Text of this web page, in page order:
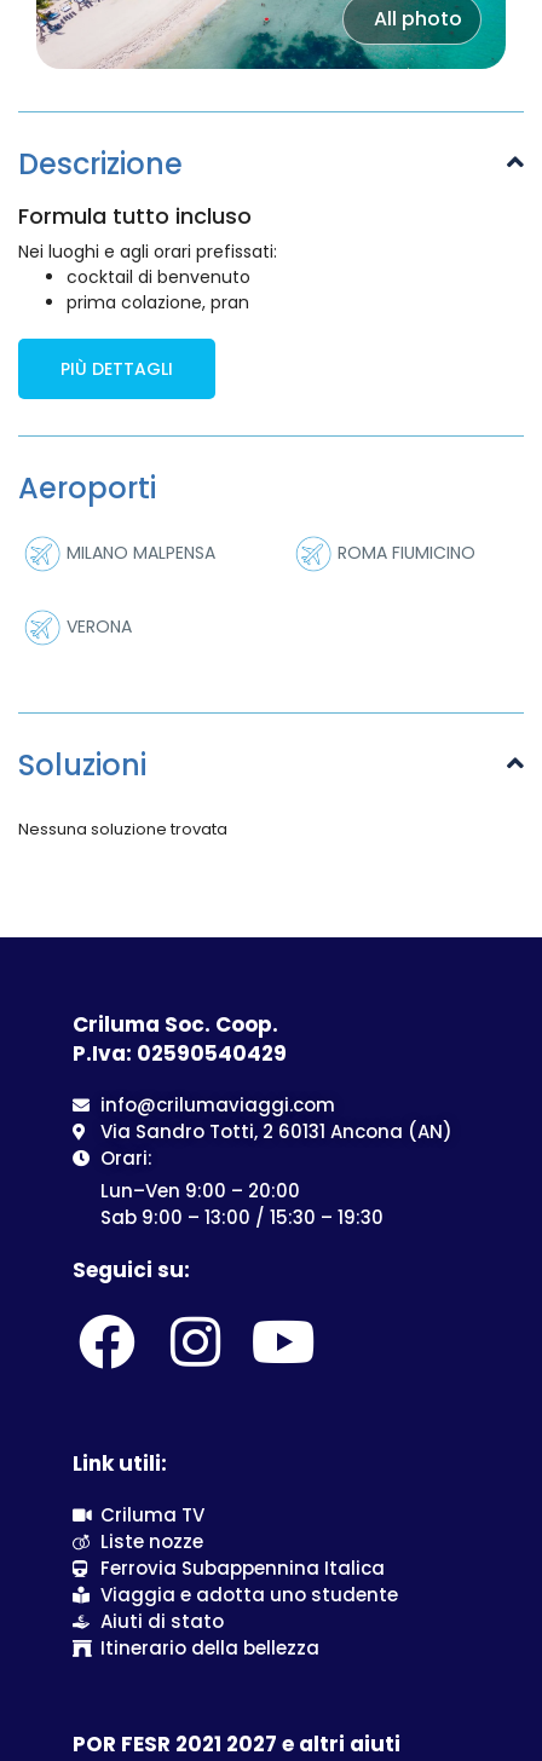
All photo
Descrizione
Formula tutto incluso
Nei luoghi e agli orari prefissati:
cocktail di benvenuto
prima colazione, pran
PIÙ DETTAGLI
Aeroporti
MILANO MALPENSA ROMA FIUMICINO
VERONA
Soluzioni
Nessuna soluzione trovata
Criluma Soc. Coop.
P.Iva: 02590540429
info@crilumaviaggi.com
Via Sandro Totti, 2 60131 Ancona (AN)
Orari:
Lun–Ven 9:00 – 20:00
Sab 9:00 – 13:00 / 15:30 – 19:30
Seguici su:
Link utili:
Criluma TV
Liste nozze
Ferrovia Subappennina Italica
Viaggia e adotta uno studente
Aiuti di stato
Itinerario della bellezza
POR FESR 2021 2027 e altri aiuti